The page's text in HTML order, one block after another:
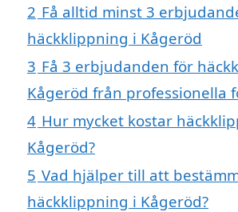
2 Få alltid minst 3
häckklippning i Kågeröd
3 Få 3 erbjudanden för
Kågeröd från professionella
4 Hur mycket kostar
Kågeröd?
5 Vad hjälper till att
häckklippning i Kågeröd?